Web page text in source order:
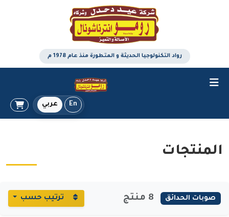
رواد التكنولوجيا الحديثة و المتطورة منذ عام 1978 م
En عربي
المنتجات
صوبات الحدائق 8 منتج ترتيب حسب